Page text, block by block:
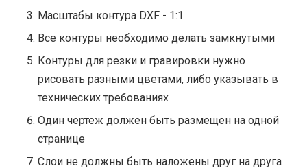
Масштабы контура DXF - 1:1
Все контуры необходимо делать замкнутыми
Контуры для резки и гравировки нужно
рисовать разными цветами, либо указывать в
технических требованиях
Один чертеж должен быть размещен на одной
странице
Cлои не должны быть наложены друг на друга